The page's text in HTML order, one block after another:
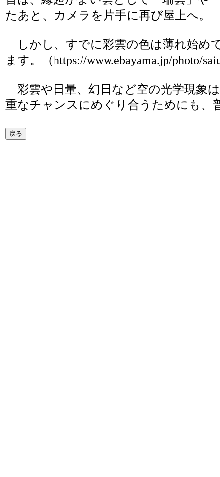
たあと、カメラを片手に再び屋上へ。
しかし、すでに彩雲の色は薄れ始め
ます。（https://www.ebayama.jp/photo/
彩雲や日暈、幻日など空の光学現象
重なチャンスにめぐり合うためにも、